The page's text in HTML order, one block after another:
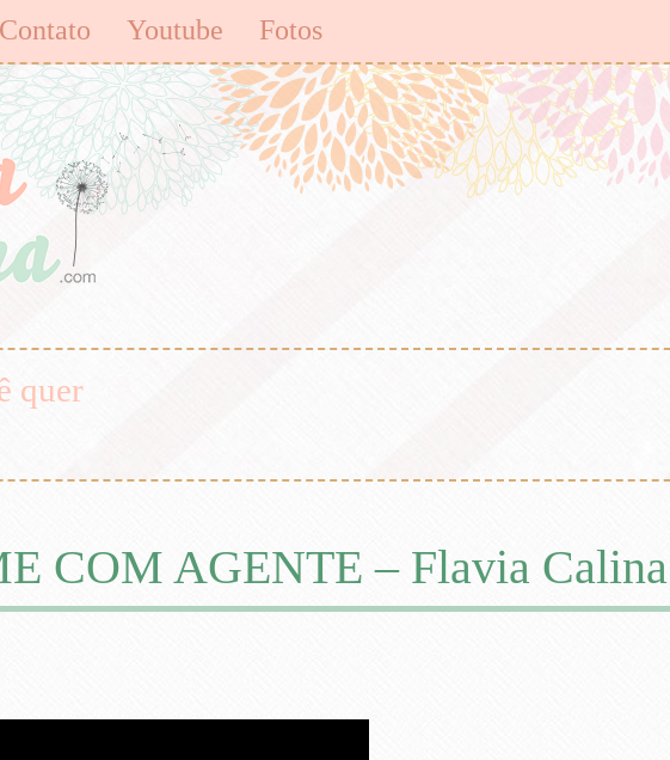
Contato Youtube Fotos
quer
COM AGENTE – Flavia Calina